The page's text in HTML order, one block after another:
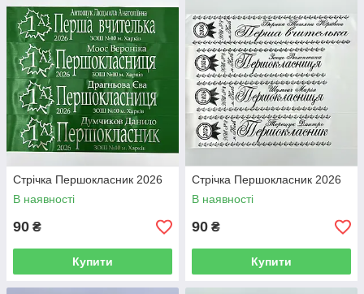
Стрічка Першокласник 2026
В наявності
90 ₴
Купити
Стрічка Першокласник 2026
В наявності
90 ₴
Купити